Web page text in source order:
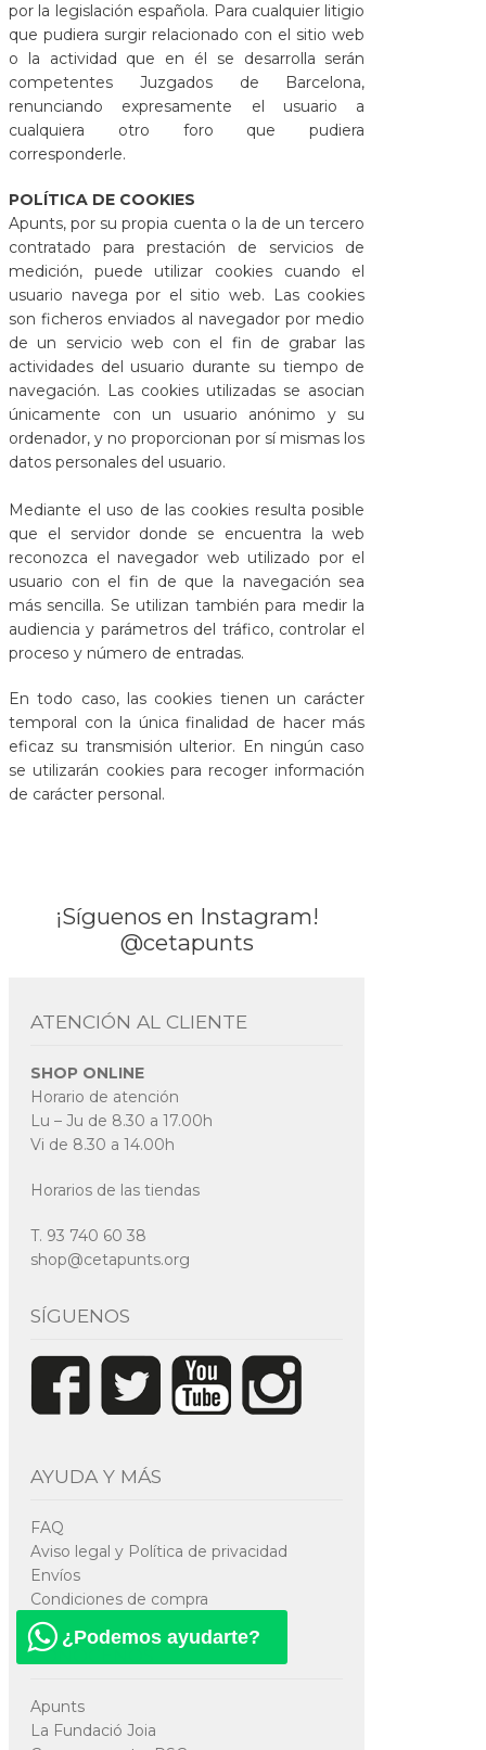
por la legislación española. Para cualquier litigio
que pudiera surgir relacionado con el sitio web
o la actividad que en él se desarrolla serán
competentes Juzgados de Barcelona,
renunciando expresamente el usuario a
cualquiera otro foro que pudiera
corresponderle.
POLÍTICA DE COOKIES
Apunts, por su propia cuenta o la de un tercero
contratado para prestación de servicios de
medición, puede utilizar cookies cuando el
usuario navega por el sitio web. Las cookies
son ficheros enviados al navegador por medio
de un servicio web con el fin de grabar las
actividades del usuario durante su tiempo de
navegación. Las cookies utilizadas se asocian
únicamente con un usuario anónimo y su
ordenador, y no proporcionan por sí mismas los
datos personales del usuario.
Mediante el uso de las cookies resulta posible
que el servidor donde se encuentra la web
reconozca el navegador web utilizado por el
usuario con el fin de que la navegación sea
más sencilla. Se utilizan también para medir la
audiencia y parámetros del tráfico, controlar el
proceso y número de entradas.
En todo caso, las cookies tienen un carácter
temporal con la única finalidad de hacer más
eficaz su transmisión ulterior. En ningún caso
se utilizarán cookies para recoger información
de carácter personal.
¡Síguenos en Instagram!
@cetapunts
ATENCIÓN AL CLIENTE
SHOP ONLINE
Horario de atención
Lu – Ju de 8.30 a 17.00h
Vi de 8.30 a 14.00h
Horarios de las tiendas
T. 93 740 60 38
shop@cetapunts.org
SÍGUENOS
¿Podemos ayudarte?
AYUDA Y MÁS
FAQ
Aviso legal y Política de privacidad
Envíos
Condiciones de compra
CONÓCENOS
Apunts
La Fundació Joia